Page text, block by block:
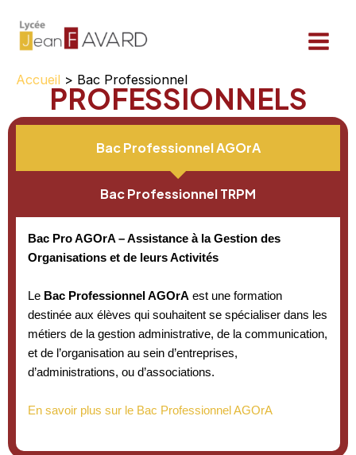
contenu
Accueil
Bac Professionnel
PROFESSIONNELS
Bac Professionnel AGOrA
Bac Professionnel TRPM
Bac Pro AGOrA – Assistance à la Gestion des
Organisations et de leurs Activités
Le Bac Professionnel AGOrA est une formation
destinée aux élèves qui souhaitent se spécialiser dans les
métiers de la gestion administrative, de la communication,
et de l’organisation au sein d’entreprises,
d’administrations, ou d’associations.
En savoir plus sur le Bac Professionnel AGOrA